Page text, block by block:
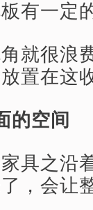
有一定
就很浪
置在这
的空间
具之沿
，会让